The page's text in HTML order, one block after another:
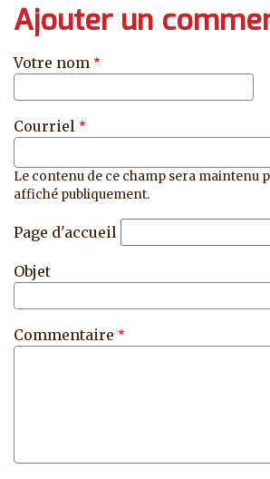
Ajouter un
Votre nom
Courriel
Le contenu de ce champ sera maintenu
affiché publiquement.
Page d'accueil
Objet
Commentaire